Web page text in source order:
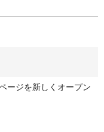
ージを新しくオープン